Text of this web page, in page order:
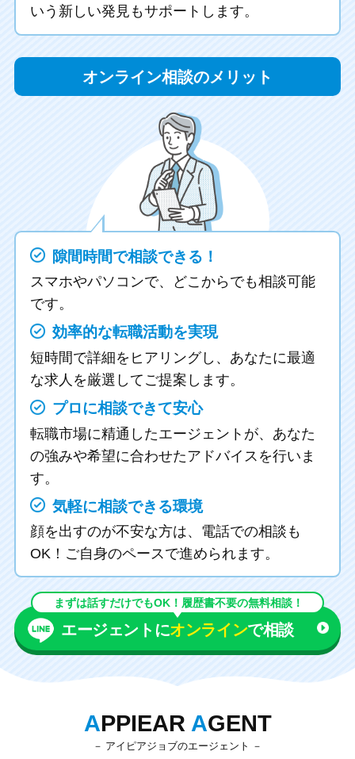
いう新しい発見もサポートします。
オンライン相談のメリット
隙間時間で相談できる！
スマホやパソコンで、どこからでも相談可能
です。
効率的な転職活動を実現
短時間で詳細をヒアリングし、あなたに最適
な求人を厳選してご提案します。
プロに相談できて安心
転職市場に精通したエージェントが、あなた
の強みや希望に合わせたアドバイスを行いま
す。
気軽に相談できる環境
顔を出すのが不安な方は、電話での相談も
OK！ご自身のペースで進められます。
まずは話すだけでもOK！履歴書不要の無料相談！
エージェントにオンラインで相談
APPIEAR AGENT
アイピアジョブのエージェント